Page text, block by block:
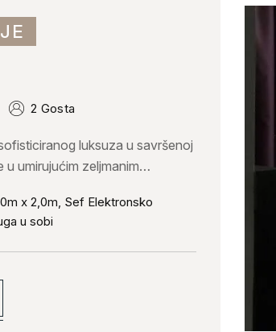
2 Gosta
luksuza u savršenoj
umirujućim zeljmanim
x 2,0m, Sef Elektronsko
u sobi